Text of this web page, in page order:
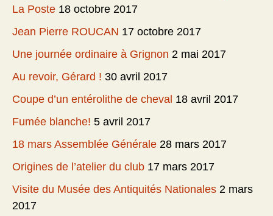
La Poste 18 octobre 2017
Jean Pierre ROUCAN 17 octobre 2017
Une journée ordinaire à Grignon 2 mai 2017
Au revoir, Gérard ! 30 avril 2017
Coupe d’un entérolithe de cheval 18 avril 2017
Fumée blanche! 5 avril 2017
18 mars Assemblée Générale 28 mars 2017
Origines de l’atelier du club 17 mars 2017
Visite du Musée des Antiquités Nationales 2 mars
2017